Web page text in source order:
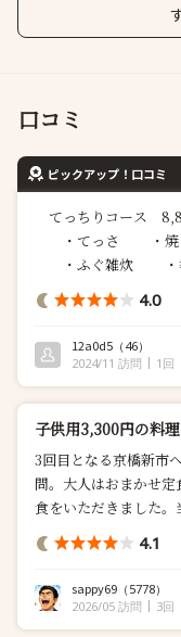
口コミ
ピックアップ！口コミ
てっちりコース 8,800円(税込) ・
・てっさ ・焼きふぐ ・てっちり ・ふぐ唐揚げ
・ふぐ雑炊 ・季節のデザート 京橋駅南口から徒歩4分の
ところにある新市さんに行ってき
でカウンター席、1階...
4.0
12a0d5 （46）
2024/11 訪問
1回
子供用3,300円の料理
3回目となる京橋新市
問。大人はおまかせ
食をいただきました
4.1
sappy69 （5778）
2026/05 訪問
3回